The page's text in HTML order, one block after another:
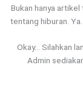
Bukan hanya
tentang hiburan.
Okay… Silahkan
Admin